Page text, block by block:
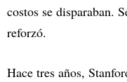
costos se disparaban.
reforzó.
Hace tres años,